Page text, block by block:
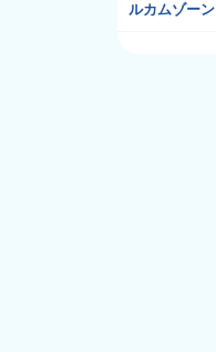
ルカムゾーン